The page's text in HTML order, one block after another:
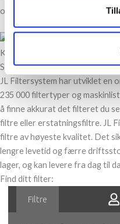
optimale duplexfilteret for dine
Kjøp kvalitetsfiltre til alle
Stort lager. Lave priser.
JL Filtersystem har utviklet en
235 000 filtertyper og
å finne akkurat det filteret du
filtre eller erstatningsfiltre. JL
filtre av høyeste kvalitet. Det
lengre levetid og færre
lager, og kan levere fra dag til
Find ditt filter: